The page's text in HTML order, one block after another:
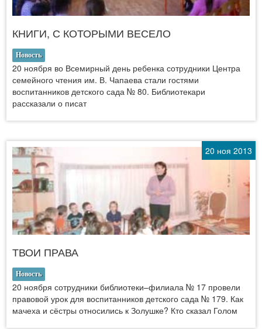
КНИГИ, С КОТОРЫМИ ВЕСЕЛО
Новость
20 ноября во Всемирный день ребенка сотрудники Центра
семейного чтения им. В. Чапаева стали гостями
воспитанников детского сада № 80. Библиотекари
рассказали о писат
20 ноя 2013
ТВОИ ПРАВА
Новость
20 ноября сотрудники библиотеки–филиала № 17 провели
правовой урок для воспитанников детского сада № 179. Как
мачеха и сёстры относились к Золушке? Кто сказал Голом